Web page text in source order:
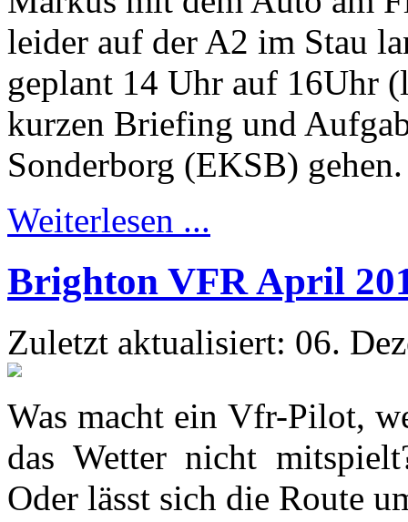
leider auf der A2 im Stau
geplant 14 Uhr auf 16Uhr
kurzen Briefing und
Sonderborg (EKSB) gehen.
Weiterlesen ...
Brighton VFR April
Zuletzt aktualisiert: 06.
Was macht ein Vfr-Pilot,
das Wetter nicht
Oder lässt sich die Route